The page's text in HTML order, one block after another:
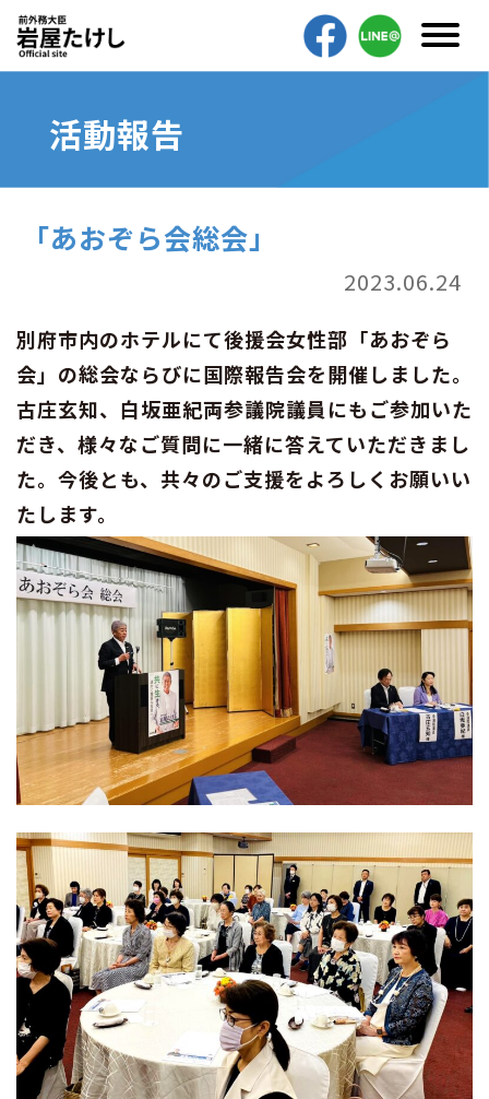
活動報告
「あおぞら会総会」
2023.06.24
別府市内のホテルにて後援会女性部「あおぞら
会」の総会ならびに国際報告会を開催しました。
古庄玄知、白坂亜紀両参議院議員にもご参加いた
だき、様々なご質問に一緒に答えていただきまし
た。今後とも、共々のご支援をよろしくお願いい
たします。